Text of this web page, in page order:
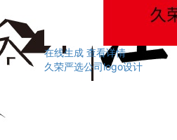
在线生成 查看详情
久荣严选公司logo设计